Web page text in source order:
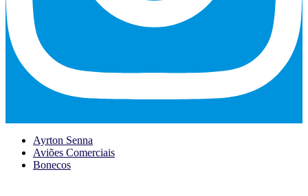
Ayrton Senna
Aviões Comerciais
Bonecos